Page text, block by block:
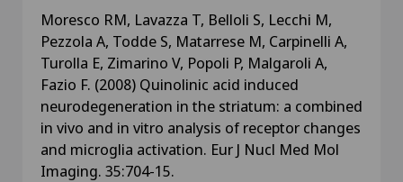
Moresco RM, Lavazza T, Belloli S, Lecchi M,
Pezzola A, Todde S, Matarrese M, Carpinelli A,
Turolla E, Zimarino V, Popoli P, Malgaroli A,
Fazio F. (2008) Quinolinic acid induced
neurodegeneration in the striatum: a combined
in vivo and in vitro analysis of receptor changes
and microglia activation. Eur J Nucl Med Mol
Imaging. 35:704-15.